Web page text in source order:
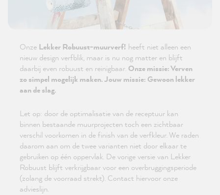
Onze Lekker Robuust-muurverf! heeft niet alleen een
nieuw design verfblik, maar is nu nog matter en blijft
daarbij even robuust en reinigbaar. Onze missie: Verven
zo simpel mogelijk maken. Jouw missie: Gewoon lekker
aan de slag.
Let op: door de optimalisatie van de receptuur kan
binnen bestaande muurprojecten toch een zichtbaar
verschil voorkomen in de finish van de verfkleur. We raden
daarom aan om de twee varianten niet door elkaar te
gebruiken op één oppervlak. De vorige versie van Lekker
Robuust blijft verkrijgbaar voor een overbruggingsperiode
(zolang de voorraad strekt). Contact hiervoor onze
advieslijn.